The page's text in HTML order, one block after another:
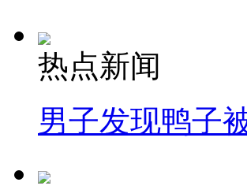
热点新闻
男子发现鸭子